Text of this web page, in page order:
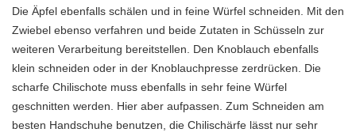
Die Äpfel ebenfalls schälen und in feine Würfel schneiden. Mit den
Zwiebel ebenso verfahren und beide Zutaten in Schüsseln zur
weiteren Verarbeitung bereitstellen. Den Knoblauch ebenfalls
klein schneiden oder in der Knoblauchpresse zerdrücken. Die
scharfe Chilischote muss ebenfalls in sehr feine Würfel
geschnitten werden. Hier aber aufpassen. Zum Schneiden am
besten Handschuhe benutzen, die Chilischärfe lässt nur sehr